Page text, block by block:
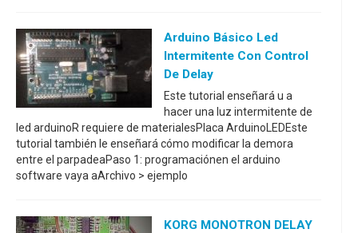
Arduino Básico Led
Intermitente Con Control
De Delay
Este tutorial enseñará u a
hacer una luz intermitente de
led arduinoR requiere de materialesPlaca ArduinoLEDEste
tutorial también le enseñará cómo modificar la demora
entre el parpadeaPaso 1: programaciónen el arduino
software vaya aArchivo > ejemplo
KORG MONOTRON DELAY